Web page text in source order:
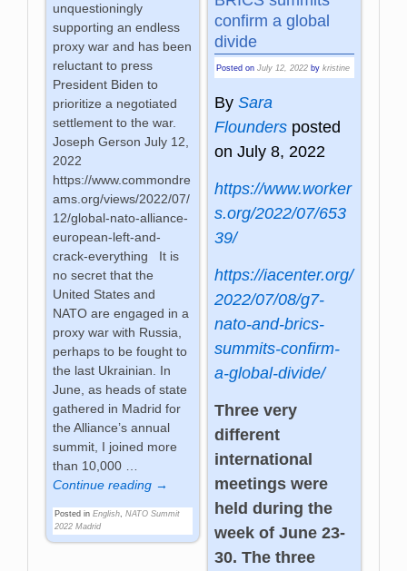
unquestioningly
supporting an endless
proxy war and has been
reluctant to press
President Biden to
prioritize a negotiated
settlement to the war.
Joseph Gerson July 12,
2022
https://www.commondre
ams.org/views/2022/07/
12/global-nato-alliance-
european-left-and-
crack-everything It is
no secret that the
United States and
NATO are engaged in a
proxy war with Russia,
perhaps to be fought to
the last Ukrainian. In
June, as heads of state
gathered in Madrid for
the Alliance’s annual
summit, I joined more
than 10,000
Continue reading →
Posted in English ,NATO Summit
2022 Madrid
confirm a global
divide
Posted on July 12, 2022 by kristine
By Sara
Floundersposted
on July 8, 2022
https://www.worker
s.org/2022/07/653
39/
https://iacenter.org/
2022/07/08/g7-
nato-and-brics-
summits-confirm-
a-global-divide/
Three very
different
international
meetings were
held during the
week of June 23-
30. The three